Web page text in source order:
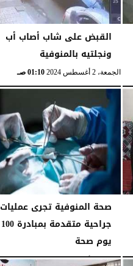
القبض على شاب أصاب أب
ونجلتيه بالمنوفية
الجمعة، 2 أغسطس 2024 01:10 صـ
صحة المنوفية تجرى عمليات
جراحية متقدمة بمبادرة 100
يوم صحة
الجمعة، 2 أغسطس 2024 12:52 صـ